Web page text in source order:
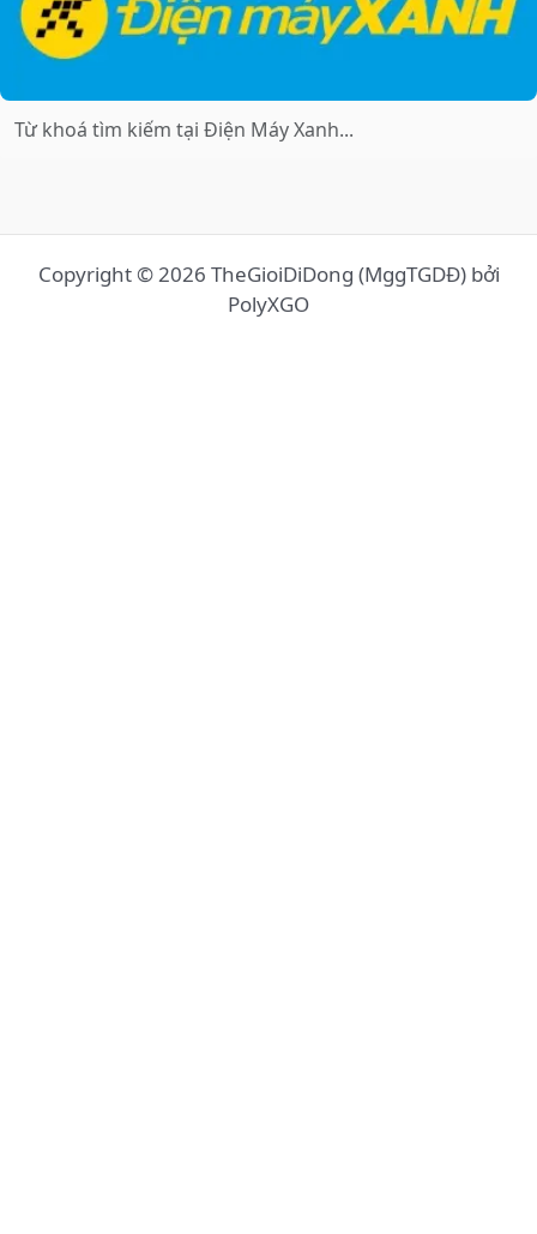
Copyright © 2026 TheGioiDiDong (MggTGDĐ) bởi
PolyXGO